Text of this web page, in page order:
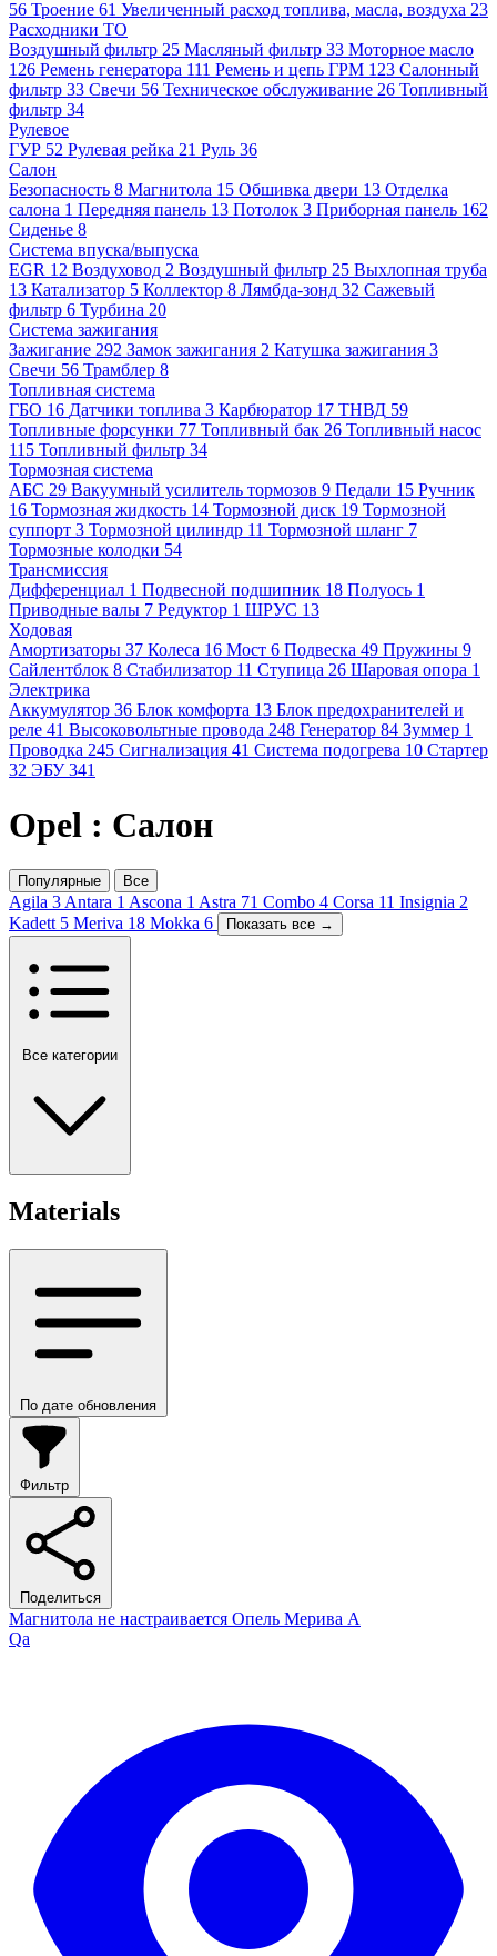
56 Троение 61 Увеличенный расход топлива, масла, воздуха 23
Расходники ТО
Воздушный фильтр 25 Масляный фильтр 33 Моторное масло
126 Ремень генератора 111 Ремень и цепь ГРМ 123 Салонный
фильтр 33 Свечи 56 Техническое обслуживание 26 Топливный
фильтр 34
Рулевое
ГУР 52 Рулевая рейка 21 Руль 36
Салон
Безопасность 8 Магнитола 15 Обшивка двери 13 Отделка
салона 1 Передняя панель 13 Потолок 3 Приборная панель 162
Сиденье 8
Система впуска/выпуска
EGR 12 Воздуховод 2 Воздушный фильтр 25 Выхлопная труба
13 Катализатор 5 Коллектор 8 Лямбда-зонд 32 Сажевый
фильтр 6 Турбина 20
Система зажигания
Зажигание 292 Замок зажигания 2 Катушка зажигания 3
Свечи 56 Трамблер 8
Топливная система
ГБО 16 Датчики топлива 3 Карбюратор 17 ТНВД 59
Топливные форсунки 77 Топливный бак 26 Топливный насос
115 Топливный фильтр 34
Тормозная система
АБС 29 Вакуумный усилитель тормозов 9 Педали 15 Ручник
16 Тормозная жидкость 14 Тормозной диск 19 Тормозной
суппорт 3 Тормозной цилиндр 11 Тормозной шланг 7
Тормозные колодки 54
Трансмиссия
Дифференциал 1 Подвесной подшипник 18 Полуось 1
Приводные валы 7 Редуктор 1 ШРУС 13
Ходовая
Амортизаторы 37 Колеса 16 Мост 6 Подвеска 49 Пружины 9
Сайлентблок 8 Стабилизатор 11 Ступица 26 Шаровая опора 1
Электрика
Аккумулятор 36 Блок комфорта 13 Блок предохранителей и
реле 41 Высоковольтные провода 248 Генератор 84 Зуммер 1
Проводка 245 Сигнализация 41 Система подогрева 10 Стартер
32 ЭБУ 341
Opel : Салон
Популярные Все
Agila 3 Antara 1 Ascona 1 Astra 71 Combo 4 Corsa 11 Insignia 2
Kadett 5 Meriva 18 Mokka 6 Показать все →
Все категории
Materials
По дате обновления
Фильтр
Поделиться
Магнитола не настраивается Опель Мерива А
Qa